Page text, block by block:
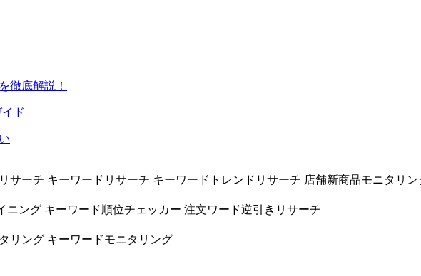
徹底解説！
ド
サーチ キーワードリサーチ キーワードトレンドリサーチ 店舗新商品モニタリン
ニング キーワード順位チェッカー 注文ワード逆引きリサーチ
リング キーワードモニタリング